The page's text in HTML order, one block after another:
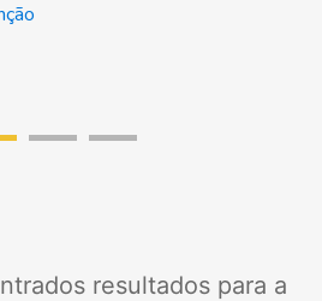
resultados para a